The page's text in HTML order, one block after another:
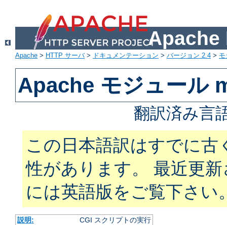
Apache
Apache > HTTP サーバ> ドキュメンテーション > バージョン 2.4 >
Apache モジュール
翻訳済み言
この日本語訳はすでに古
性があります。 最近更
には英語版をご覧下さい
説明:
CGI スクリプトの実行